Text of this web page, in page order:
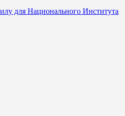
для Национального Института